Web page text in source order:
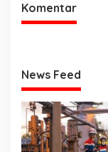
Komentar
News Feed